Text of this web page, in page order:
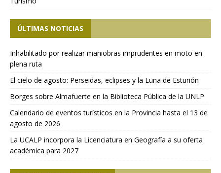
ÚLTIMAS NOTICIAS
Inhabilitado por realizar maniobras imprudentes en moto en
plena ruta
El cielo de agosto: Perseidas, eclipses y la Luna de Esturión
Borges sobre Almafuerte en la Biblioteca Pública de la UNLP
Calendario de eventos turísticos en la Provincia hasta el 13 de
agosto de 2026
La UCALP incorpora la Licenciatura en Geografía a su oferta
académica para 2027